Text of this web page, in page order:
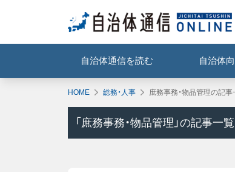
自治体通信を読む 自治体
HOME 総務・人事 庶務事務・物品管理の記事
「 庶務事務・物品管理 」の記事一覧